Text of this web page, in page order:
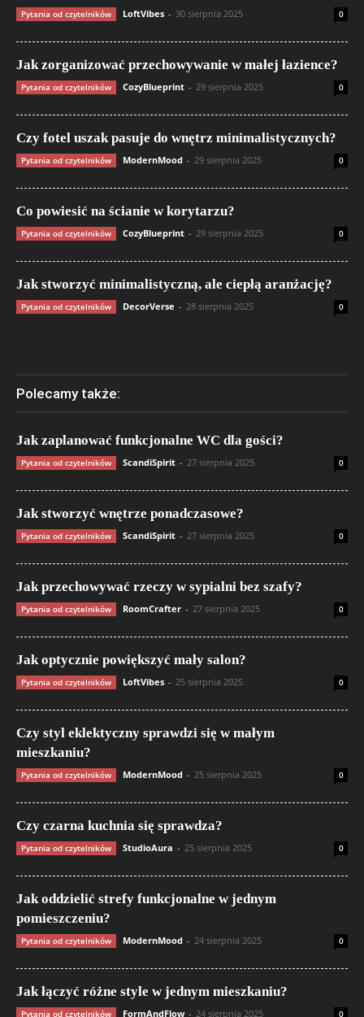
Pytania od czytelników LoftVibes - 30 sierpnia 2025 0
Jak zorganizować przechowywanie w małej łazience?
Pytania od czytelników CozyBlueprint - 29 sierpnia 2025 0
Czy fotel uszak pasuje do wnętrz minimalistycznych?
Pytania od czytelników ModernMood - 29 sierpnia 2025 0
Co powiesić na ścianie w korytarzu?
Pytania od czytelników CozyBlueprint - 29 sierpnia 2025 0
Jak stworzyć minimalistyczną, ale ciepłą aranżację?
Pytania od czytelników DecorVerse - 28 sierpnia 2025 0
Polecamy także:
Jak zaplanować funkcjonalne WC dla gości?
Pytania od czytelników ScandiSpirit - 27 sierpnia 2025 0
Jak stworzyć wnętrze ponadczasowe?
Pytania od czytelników ScandiSpirit - 27 sierpnia 2025 0
Jak przechowywać rzeczy w sypialni bez szafy?
Pytania od czytelników RoomCrafter - 27 sierpnia 2025 0
Jak optycznie powiększyć mały salon?
Pytania od czytelników LoftVibes - 25 sierpnia 2025 0
Czy styl eklektyczny sprawdzi się w małym
mieszkaniu?
Pytania od czytelników ModernMood - 25 sierpnia 2025 0
Czy czarna kuchnia się sprawdza?
Pytania od czytelników StudioAura - 25 sierpnia 2025 0
Jak oddzielić strefy funkcjonalne w jednym
pomieszczeniu?
Pytania od czytelników ModernMood - 24 sierpnia 2025 0
Jak łączyć różne style w jednym mieszkaniu?
Pytania od czytelników FormAndFlow - 24 sierpnia 2025 0